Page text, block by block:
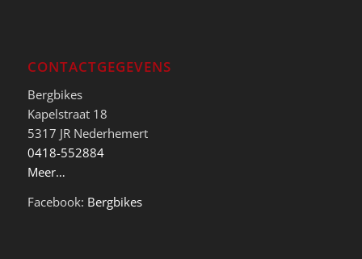
CONTACTGEGEVENS
Bergbikes
Kapelstraat 18
5317 JR Nederhemert
0418-552884
Meer…
Facebook: Bergbikes